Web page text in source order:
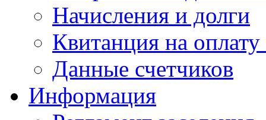
Начисления и долги
Квитанция на
Данные счетчиков
Информация